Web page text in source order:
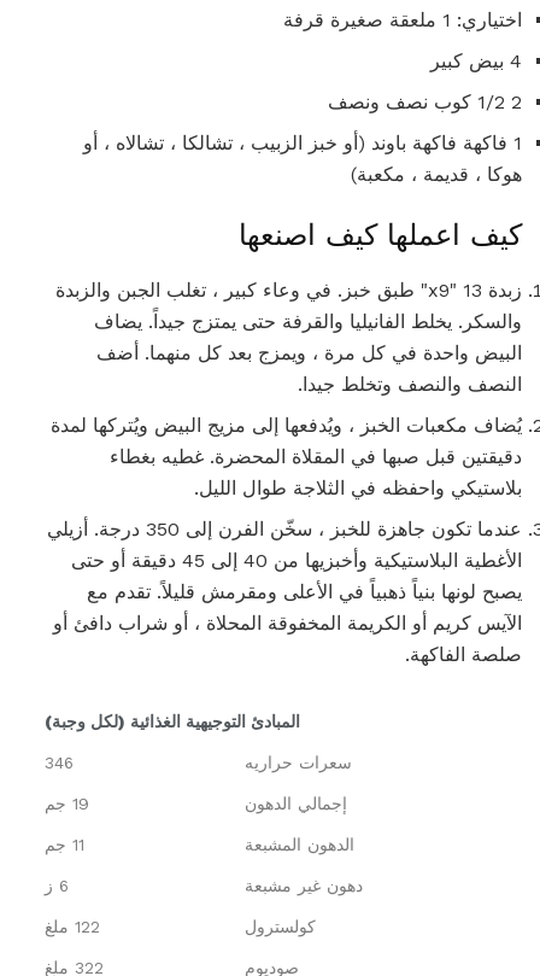
اختياري: 1 ملعقة صغيرة قرفة
4 بيض كبير
2 1/2 كوب نصف ونصف
1 فاكهة فاكهة باوند (أو خبز الزبيب ، تشالكا ، تشالاه ، أو
هوكا ، قديمة ، مكعبة)
كيف اعملها كيف اصنعها
زبدة 13 "x9" طبق خبز. في وعاء كبير ، تغلب الجبن والزبدة
والسكر. يخلط الفانيليا والقرفة حتى يمتزج جيداً. يضاف
البيض واحدة في كل مرة ، ويمزج بعد كل منهما. أضف
النصف والنصف وتخلط جيدا.
يُضاف مكعبات الخبز ، ويُدفعها إلى مزيج البيض ويُتركها لمدة
دقيقتين قبل صبها في المقلاة المحضرة. غطيه بغطاء
بلاستيكي واحفظه في الثلاجة طوال الليل.
عندما تكون جاهزة للخبز ، سخّن الفرن إلى 350 درجة. أزيلي
الأغطية البلاستيكية وأخبزيها من 40 إلى 45 دقيقة أو حتى
يصبح لونها بنياً ذهبياً في الأعلى ومقرمش قليلاً. تقدم مع
الآيس كريم أو الكريمة المخفوقة المحلاة ، أو شراب دافئ أو
صلصة الفاكهة.
المبادئ التوجيهية الغذائية (لكل وجبة)
سعرات حراريه 346
إجمالي الدهون 19 جم
الدهون المشبعة 11 جم
دهون غير مشبعة 6 ز
كولسترول 122 ملغ
صوديوم 322 ملغ